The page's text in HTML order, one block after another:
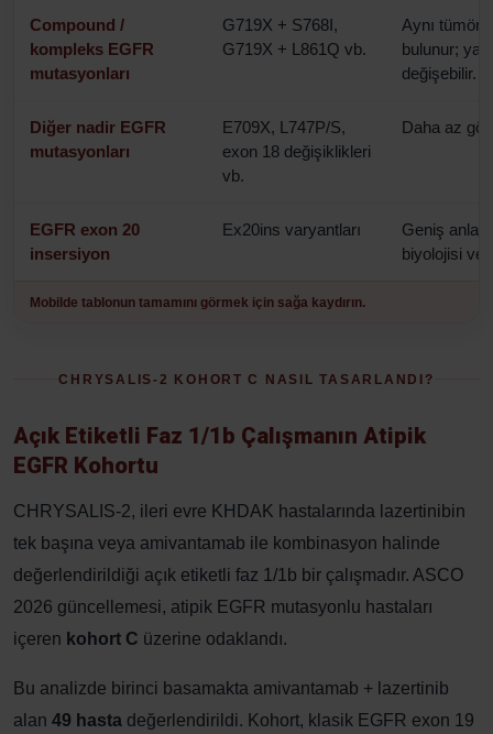
Compound /
kompleks EGFR
mutasyonları
G719X + S768I,
G719X + L861Q vb.
Aynı
bulunur;
değişebilir.
Diğer nadir EGFR
mutasyonları
E709X, L747P/S,
exon 18 değişiklikleri
vb.
Daha az
EGFR exon 20
insersiyon
Ex20ins varyantları
Geniş
biyolojisi ve
Mobilde tablonun tamamını görmek için sağa kaydırın.
CHRYSALIS-2 KOHORT C NASIL TASARLANDI?
Açık Etiketli Faz 1/1b Çalışmanın Atipik
EGFR Kohortu
CHRYSALIS-2, ileri evre KHDAK hastalarında lazertinibin
tek başına veya amivantamab ile kombinasyon halinde
değerlendirildiği açık etiketli faz 1/1b bir çalışmadır. ASCO
2026 güncellemesi, atipik EGFR mutasyonlu hastaları
içeren kohort C üzerine odaklandı.
Bu analizde birinci basamakta amivantamab + lazertinib
alan 49 hasta değerlendirildi. Kohort, klasik EGFR exon 19